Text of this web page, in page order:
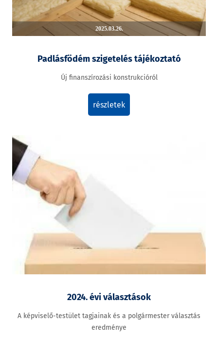
2025.03.26.
Padlásfödém szigetelés tájékoztató
Új finanszírozási konstrukcióról
részletek
2024. évi választások
A képviselő-testület tagjainak és a polgármester választás
eredménye